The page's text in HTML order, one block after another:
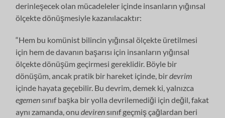
derinleşecek olan mücadeleler içinde insanların yığınsal
ölçekte dönüşmesiyle kazanılacaktır:
“Hem bu komünist bilincin yığınsal ölçekte üretilmesi
için hem de davanın başarısı için insanların yığınsal
ölçekte dönüşüm geçirmesi gereklidir. Böyle bir
dönüşüm, ancak pratik bir hareket içinde, birdevrim
içinde hayata geçebilir. Bu devrim, demek ki, yalnızca
egemensınıf başka bir yolla devrilemediği için değil, fakat
aynı zamanda, onudevirensınıf geçmiş çağlardan beri